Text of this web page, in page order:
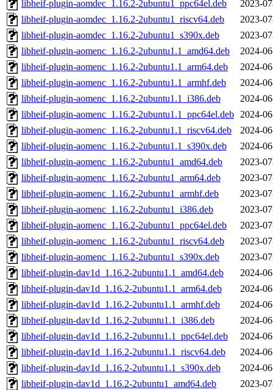
libheif-plugin-aomdec_1.16.2-2ubuntu1_ppc64el.deb
2023-
libheif-plugin-aomdec_1.16.2-2ubuntu1_riscv64.deb
2023-
libheif-plugin-aomdec_1.16.2-2ubuntu1_s390x.deb
2023-
libheif-plugin-aomenc_1.16.2-2ubuntu1.1_amd64.deb
2024-
libheif-plugin-aomenc_1.16.2-2ubuntu1.1_arm64.deb
2024-
libheif-plugin-aomenc_1.16.2-2ubuntu1.1_armhf.deb
2024-
libheif-plugin-aomenc_1.16.2-2ubuntu1.1_i386.deb
2024-
libheif-plugin-aomenc_1.16.2-2ubuntu1.1_ppc64el.deb 2024-
libheif-plugin-aomenc_1.16.2-2ubuntu1.1_riscv64.deb
2024-
libheif-plugin-aomenc_1.16.2-2ubuntu1.1_s390x.deb
2024-
libheif-plugin-aomenc_1.16.2-2ubuntu1_amd64.deb
2023-
libheif-plugin-aomenc_1.16.2-2ubuntu1_arm64.deb
2023-
libheif-plugin-aomenc_1.16.2-2ubuntu1_armhf.deb
2023-
libheif-plugin-aomenc_1.16.2-2ubuntu1_i386.deb
2023-
libheif-plugin-aomenc_1.16.2-2ubuntu1_ppc64el.deb
2023-
libheif-plugin-aomenc_1.16.2-2ubuntu1_riscv64.deb
2023-
libheif-plugin-aomenc_1.16.2-2ubuntu1_s390x.deb
2023-
libheif-plugin-dav1d_1.16.2-2ubuntu1.1_amd64.deb
2024-
libheif-plugin-dav1d_1.16.2-2ubuntu1.1_arm64.deb
2024-
libheif-plugin-dav1d_1.16.2-2ubuntu1.1_armhf.deb
2024-
libheif-plugin-dav1d_1.16.2-2ubuntu1.1_i386.deb
2024-
libheif-plugin-dav1d_1.16.2-2ubuntu1.1_ppc64el.deb
2024-
libheif-plugin-dav1d_1.16.2-2ubuntu1.1_riscv64.deb
2024-
libheif-plugin-dav1d_1.16.2-2ubuntu1.1_s390x.deb
2024-
libheif-plugin-dav1d_1.16.2-2ubuntu1_amd64.deb
2023-